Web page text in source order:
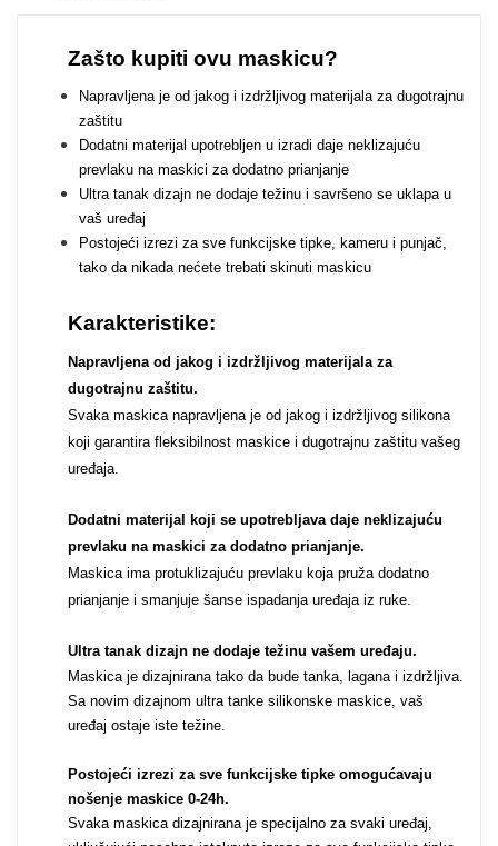
Zašto kupiti ovu maskicu?
Napravljena je od jakog i izdržljivog materijala za dugotrajnu
zaštitu
Dodatni materijal upotrebljen u izradi daje neklizajuću
prevlaku na maskici za dodatno prianjanje
Ultra tanak dizajn ne dodaje težinu i savršeno se uklapa u
vaš uređaj
Postojeći izrezi za sve funkcijske tipke, kameru i punjač,
tako da nikada nećete trebati skinuti maskicu
Karakteristike:
Napravljena od jakog i izdržljivog materijala za
dugotrajnu zaštitu.
Svaka maskica napravljena je od jakog i izdržljivog silikona
koji garantira fleksibilnost maskice i dugotrajnu zaštitu vašeg
uređaja.
Dodatni materijal koji se upotrebljava daje neklizajuću
prevlaku na maskici za dodatno prianjanje.
Maskica ima protuklizajuću prevlaku koja pruža dodatno
prianjanje i smanjuje šanse ispadanja uređaja iz ruke.
Ultra tanak dizajn ne dodaje težinu vašem uređaju.
Maskica je dizajnirana tako da bude tanka, lagana i izdržljiva.
Sa novim dizajnom ultra tanke silikonske maskice, vaš
uređaj ostaje iste težine.
Postojeći izrezi za sve funkcijske tipke omogućavaju
nošenje maskice 0-24h.
Svaka maskica dizajnirana je specijalno za svaki uređaj,
Monogrami
Za njega
Svijet životinja Auto - Moto motivi
Mandale / Cvjetni
motivi